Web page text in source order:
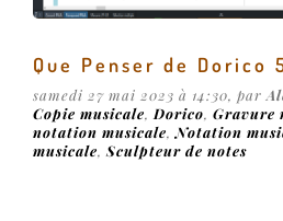
Que Penser de Dorico
samedi 27 mai 2023 à 14:30, par
Copie musicale, Dorico, Gravure
notation musicale,Notation
musicale, Sculpteur de notes